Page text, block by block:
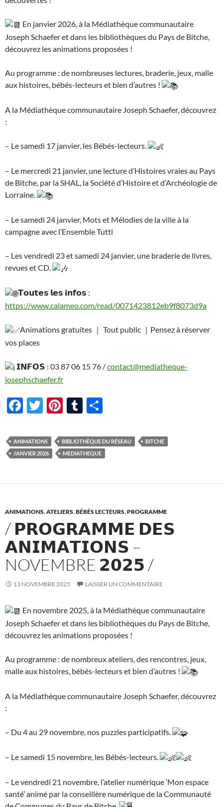
En janvier 2026, à la Médiathèque communautaire
Joseph Schaefer et dans les bibliothèques du Pays de Bitche,
découvrez les animations proposées !
Au programme : de nombreuses lectures, braderie, jeux, malle
aux histoires, bébés-lecteurs et bien d’autres !
A la Médiathèque communautaire Joseph Schaefer, découvrez
:
– Le samedi 17 janvier, les Bébés-lecteurs.
– Le mercredi 21 janvier, une lecture d’Histoires vraies au Pays
de Bitche, par la SHAL, la Société d’Histoire et d’Archéologie de
Lorraine.
– Le samedi 24 janvier, Mots et Mélodies de la ville à la
campagne avec l’Ensemble Tutti
– Les vendredi 23 et samedi 24 janvier, une braderie de livres,
revues et CD.
𝗧𝗼𝘂𝘁𝗲𝘀 𝗹𝗲𝘀 𝗶𝗻𝗳𝗼𝘀 :
https://www.calameo.com/read/0071423812eb9f8073d9a
Animations gratuites ｜ Tout public ｜Pensez à réserver
vos places
𝗜𝗡𝗙𝗢𝗦 : 03 87 06 15 76 /contact@mediatheque-
josephschaefer.fr
F
e
b
o
T
itt
er
Pi
er
es
T
m
bl
ta
g
ANIMATIONS BIBLIOTHÈQUE DU RÉSEAU
BITCHE
JANVIER 2026
MEDIATHEQUE
ANIMATIONS,ATELIERS,BÉBÉS LECTEURS,PROGRAMME
/ 𝗣𝗥𝗢𝗚𝗥𝗔𝗠𝗠𝗘 𝗗𝗘𝗦
𝗔𝗡𝗜𝗠𝗔𝗧𝗜𝗢𝗡𝗦 –
NOVEMBRE 𝟮𝟬𝟮𝟱 /
13 NOVEMBRE 2025 LAISSER UN COMMENTAIRE
En novembre 2025, à la Médiathèque communautaire
Joseph Schaefer et dans les bibliothèques du Pays de Bitche,
découvrez les animations proposées !
Au programme : de nombreux ateliers, des rencontres, jeux,
malle aux histoires, bébés-lecteurs et bien d’autres !
A la Médiathèque communautaire Joseph Schaefer, découvrez
:
– Du 4 au 29 novembre, nos puzzles participatifs.
– Le samedi 15 novembre, les Bébés-lecteurs.
– Le vendredi 21 novembre, l’atelier numérique ‘Mon espace
santé’ animé par la conseillère numérique de la Communauté